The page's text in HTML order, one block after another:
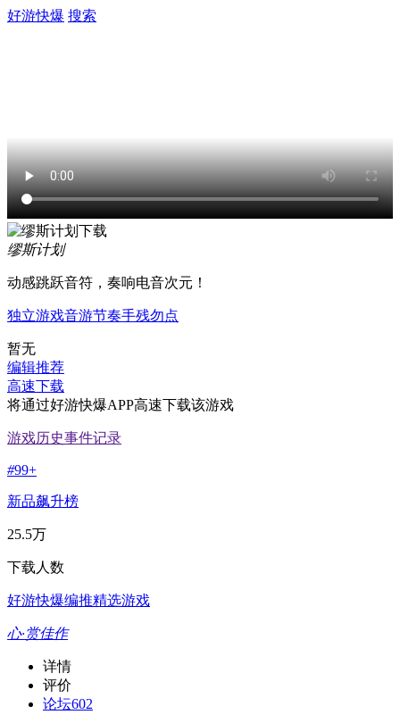
好游快爆 搜索
缪斯计划
动感跳跃音符，奏响电音次元！
独立游戏音游节奏手残勿点
暂无
编辑推荐
高速下载
将通过好游快爆APP高速下载该游戏
游戏历史事件记录
#99+
新品飙升榜
25.5万
下载人数
好游快爆编推精选游戏
心·赏佳作
详情
评价
论坛602